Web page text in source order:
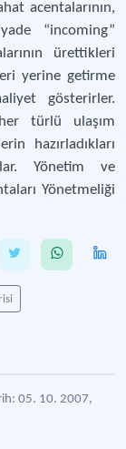
acentalarının,
“incoming”
ürettikleri
yerine getirme
gösterirler.
türlü ulaşım
hazırladıkları
Yönetim ve
Yönetmeliği
05. 10. 2007,